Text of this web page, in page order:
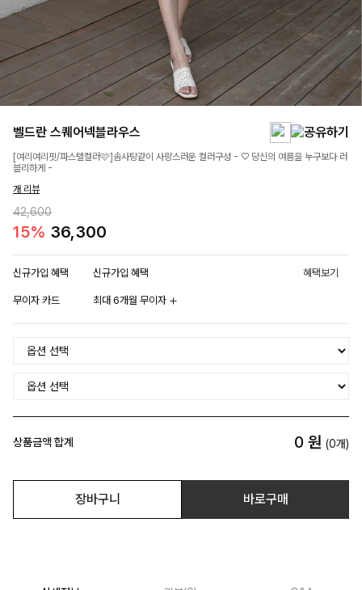
벨드란 스퀘어넥블라우스
[여리여리핏/파스텔컬러🩷]솜사탕같이 사랑스러운 컬러구성 - ♡ 당신의 여름을 누구보다 러
블리하게 -
개 리뷰
42,600
15% 36,300
신규가입 혜택 신규가입 혜택 혜택보기
무이자 카드 최대 6개월 무이자
상품금액 합계 0 원 (0개)
장바구니 바로구매